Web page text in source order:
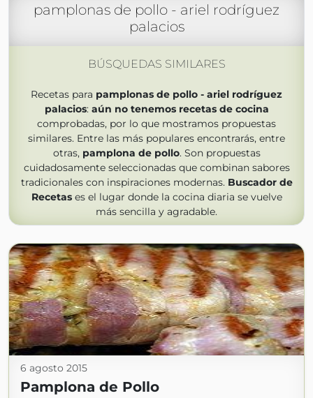
pamplonas de pollo - ariel rodríguez
palacios
BÚSQUEDAS SIMILARES
Recetas para pamplonas de pollo - ariel rodríguez
palacios: aún no tenemos recetas de cocina
comprobadas, por lo que mostramos propuestas
similares. Entre las más populares encontrarás, entre
otras, pamplona de pollo. Son propuestas
cuidadosamente seleccionadas que combinan sabores
tradicionales con inspiraciones modernas. Buscador de
Recetases el lugar donde la cocina diaria se vuelve
más sencilla y agradable.
6 agosto 2015
Pamplona de Pollo